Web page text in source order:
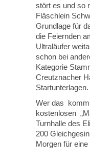
stört es und so
Fläschlein
Grundlage für
die Feiernden
Ultraläufer
schon bei
Kategorie
Creutznacher
Startunterlagen.
Wer das
kostenlosen
Turnhalle des
200
Morgen für